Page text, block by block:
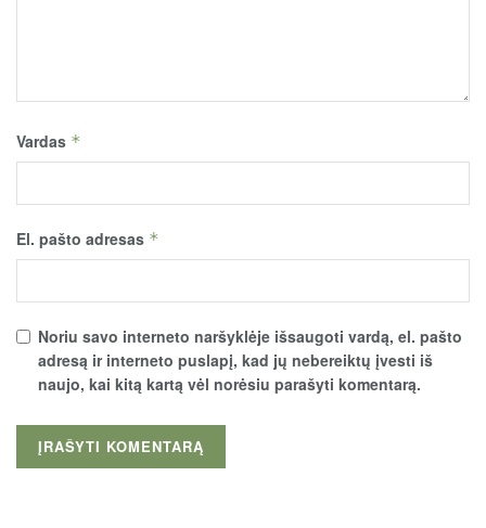
Vardas *
El. pašto adresas *
Noriu savo interneto naršyklėje išsaugoti vardą, el. pašto
adresą ir interneto puslapį, kad jų nebereiktų įvesti iš
naujo, kai kitą kartą vėl norėsiu parašyti komentarą.